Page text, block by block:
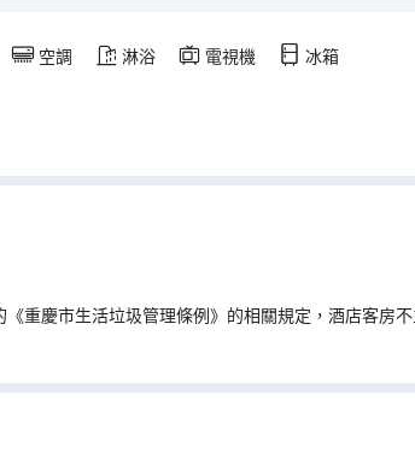
空調 淋浴 電視機 冰箱
重慶市生活垃圾管理條例》的相關規定，酒店客房